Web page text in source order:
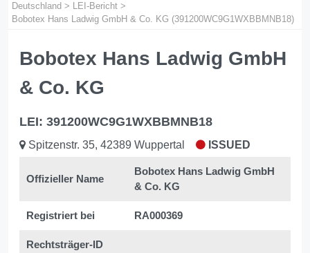
Deutschland > LEI-Bericht >
Bobotex Hans Ladwig GmbH & Co. KG (391200WC9G1WXBBMNB18)
Bobotex Hans Ladwig GmbH
& Co. KG
LEI: 391200WC9G1WXBBMNB18
Spitzenstr. 35, 42389 Wuppertal ISSUED
Offizieller Name
Bobotex Hans Ladwig GmbH
& Co. KG
Registriert bei RA000369
Rechtsträger-ID